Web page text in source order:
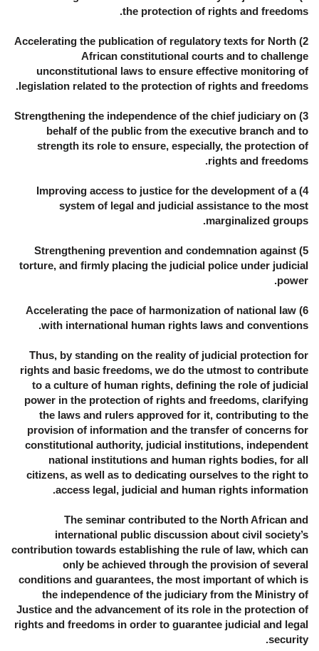
the protection of rights and freedoms.
2) Accelerating the publication of regulatory texts for North
African constitutional courts and to challenge
unconstitutional laws to ensure effective monitoring of
legislation related to the protection of rights and freedoms.
3) Strengthening the independence of the chief judiciary on
behalf of the public from the executive branch and to
strength its role to ensure, especially, the protection of
rights and freedoms.
4) Improving access to justice for the development of a
system of legal and judicial assistance to the most
marginalized groups.
5) Strengthening prevention and condemnation against
torture, and firmly placing the judicial police under judicial
power.
6) Accelerating the pace of harmonization of national law
with international human rights laws and conventions.
Thus, by standing on the reality of judicial protection for
rights and basic freedoms, we do the utmost to contribute
to a culture of human rights, defining the role of judicial
power in the protection of rights and freedoms, clarifying
the laws and rulers approved for it, contributing to the
provision of information and the transfer of concerns for
constitutional authority, judicial institutions, independent
national institutions and human rights bodies, for all
citizens, as well as to dedicating ourselves to the right to
access legal, judicial and human rights information.
The seminar contributed to the North African and
international public discussion about civil society’s
contribution towards establishing the rule of law, which can
only be achieved through the provision of several
conditions and guarantees, the most important of which is
the independence of the judiciary from the Ministry of
Justice and the advancement of its role in the protection of
rights and freedoms in order to guarantee judicial and legal
security.